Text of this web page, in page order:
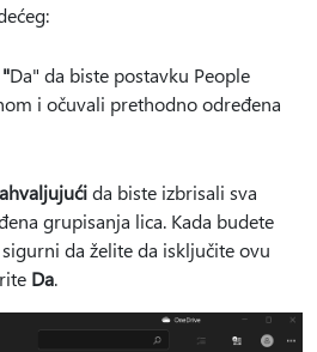
"Da" da biste postavku People
i očuvali prethodno određena
da biste izbrisali sva
grupisanja lica. Kada budete
da želite da isključite ovu
Da.